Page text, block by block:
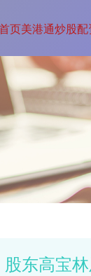
页美港通炒股配
东高宝